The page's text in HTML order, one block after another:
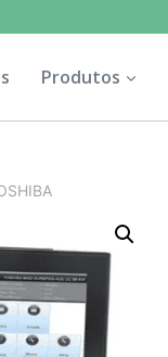
Produtos